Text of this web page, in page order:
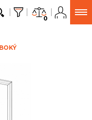
0